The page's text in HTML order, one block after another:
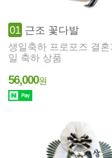
01 근조 꽃다발
생일축하 프로포즈 결혼
일 축하 상품
56,000원